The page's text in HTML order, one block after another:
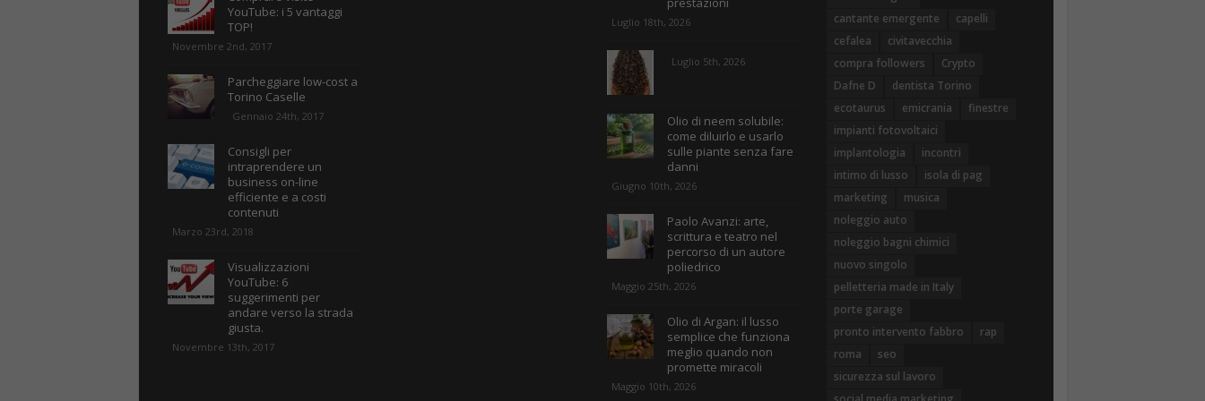
YouTube: i 5 vantaggi
TOP!
Novembre 2nd, 2017
Parcheggiare low-cost a
Torino Caselle
Gennaio 24th, 2017
Consigli per
intraprendere un
business on-line
efficiente e a costi
contenuti
Marzo 23rd, 2018
Visualizzazioni
YouTube: 6
suggerimenti per
andare verso la strada
giusta.
Novembre 13th, 2017
Luglio 18th, 2026
Luglio 5th, 2026
Olio di neem solubile:
come diluirlo e usarlo
sulle piante senza fare
danni
Giugno 10th, 2026
Paolo Avanzi: arte,
scrittura e teatro nel
percorso di un autore
poliedrico
Maggio 25th, 2026
Olio di Argan: il lusso
semplice che funziona
meglio quando non
promette miracoli
Maggio 10th, 2026
cantante emergente
capelli
cefalea
civitavecchia
compra followers
Crypto
Dafne D
dentista Torino
ecotaurus
emicrania
finestre
impianti fotovoltaici
implantologia
incontri
intimo di lusso
isola di pag
marketing
musica
noleggio auto
noleggio bagni chimici
nuovo singolo
pelletteria made in Italy
porte garage
pronto intervento fabbro
rap
roma
seo
sicurezza sul lavoro